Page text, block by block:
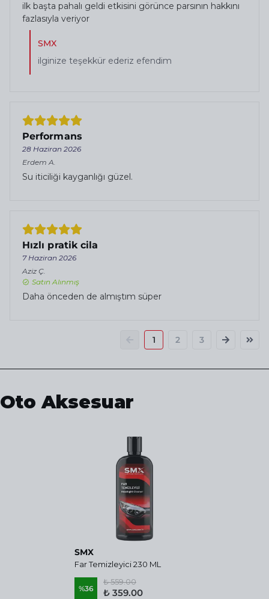
ilk başta pahalı geldi etkisini görünce parsının hakkını
fazlasıyla veriyor
SMX
ilginize teşekkür ederiz efendim
Performans
28 Haziran 2026
Erdem A.
Su iticiliği kayganlığı güzel.
Hızlı pratik cila
7 Haziran 2026
Aziz Ç.
Satın Alınmış
Daha önceden de almıştım süper
1 2 3
Oto Aksesuar
SMX
Far Temizleyici 230 ML
%36
₺ 559.00
₺ 359.00